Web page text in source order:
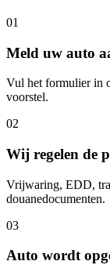
01
Meld uw auto
Vul het formulier in
voorstel.
02
Wij regelen de
Vrijwaring, EDD,
douanedocumenten.
03
Auto wordt